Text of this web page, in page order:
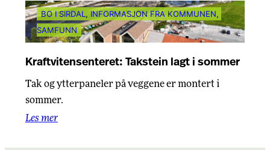
BO I SIRDAL , INFORMASJON FRA KOMMUNEN
SAMFUNN
Kraftvitensenteret: Takstein lagt i sommer
Tak og ytterpaneler på veggene er montert i
sommer.
Les mer